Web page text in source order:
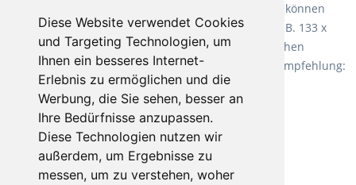
Diese Website verwendet Cookies
und Targeting Technologien, um
Ihnen ein besseres Internet-
Erlebnis zu ermöglichen und die
Werbung, die Sie sehen, besser an
Ihre Bedürfnisse anzupassen.
Diese Technologien nutzen wir
außerdem, um Ergebnisse zu
messen, um zu verstehen, woher
machen es schon lange vor. Sie können
Teppich in Ihrem gewünschten Sondermaß kaufen, z.B. 133 x
60cm. Vor allem in Schlafzimmern aufgrund der weichen
Oberfläche ein sehr beliebter Zusatzboden. Unsere Empfehlung:
Fletco Fluffy und Fletco Hermelin